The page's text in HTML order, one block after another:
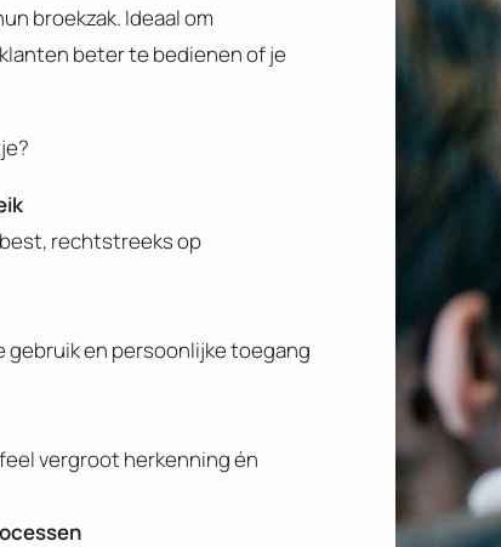
broekzak. Ideaal om
beter te bedienen of je
best, rechtstreeks op
gebruik en persoonlijke toegang
vergroot herkenning én